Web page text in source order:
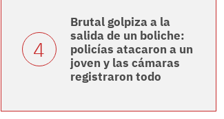
Brutal golpiza a la
salida de un boliche:
policías atacaron a un
joven y las cámaras
registraron todo